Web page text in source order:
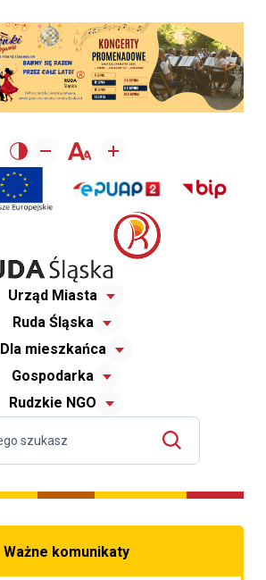
Urząd Miasta
Ruda Śląska
Dla mieszkańca
Gospodarka
Rudzkie NGO
Ważne komunikaty